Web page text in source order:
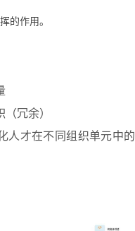
的作用。
冗余）
人才在不同组织单元中的